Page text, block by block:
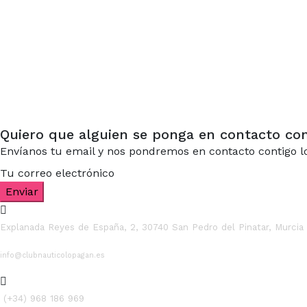
Quiero que alguien se ponga en contacto
Envíanos tu email y nos pondremos en contacto contigo
Tu correo electrónico
Enviar
Explanada Reyes de España, 2, 30740 San Pedro del Pinatar, Murcia
info@clubnauticolopagan.es
(+34) 968 186 969